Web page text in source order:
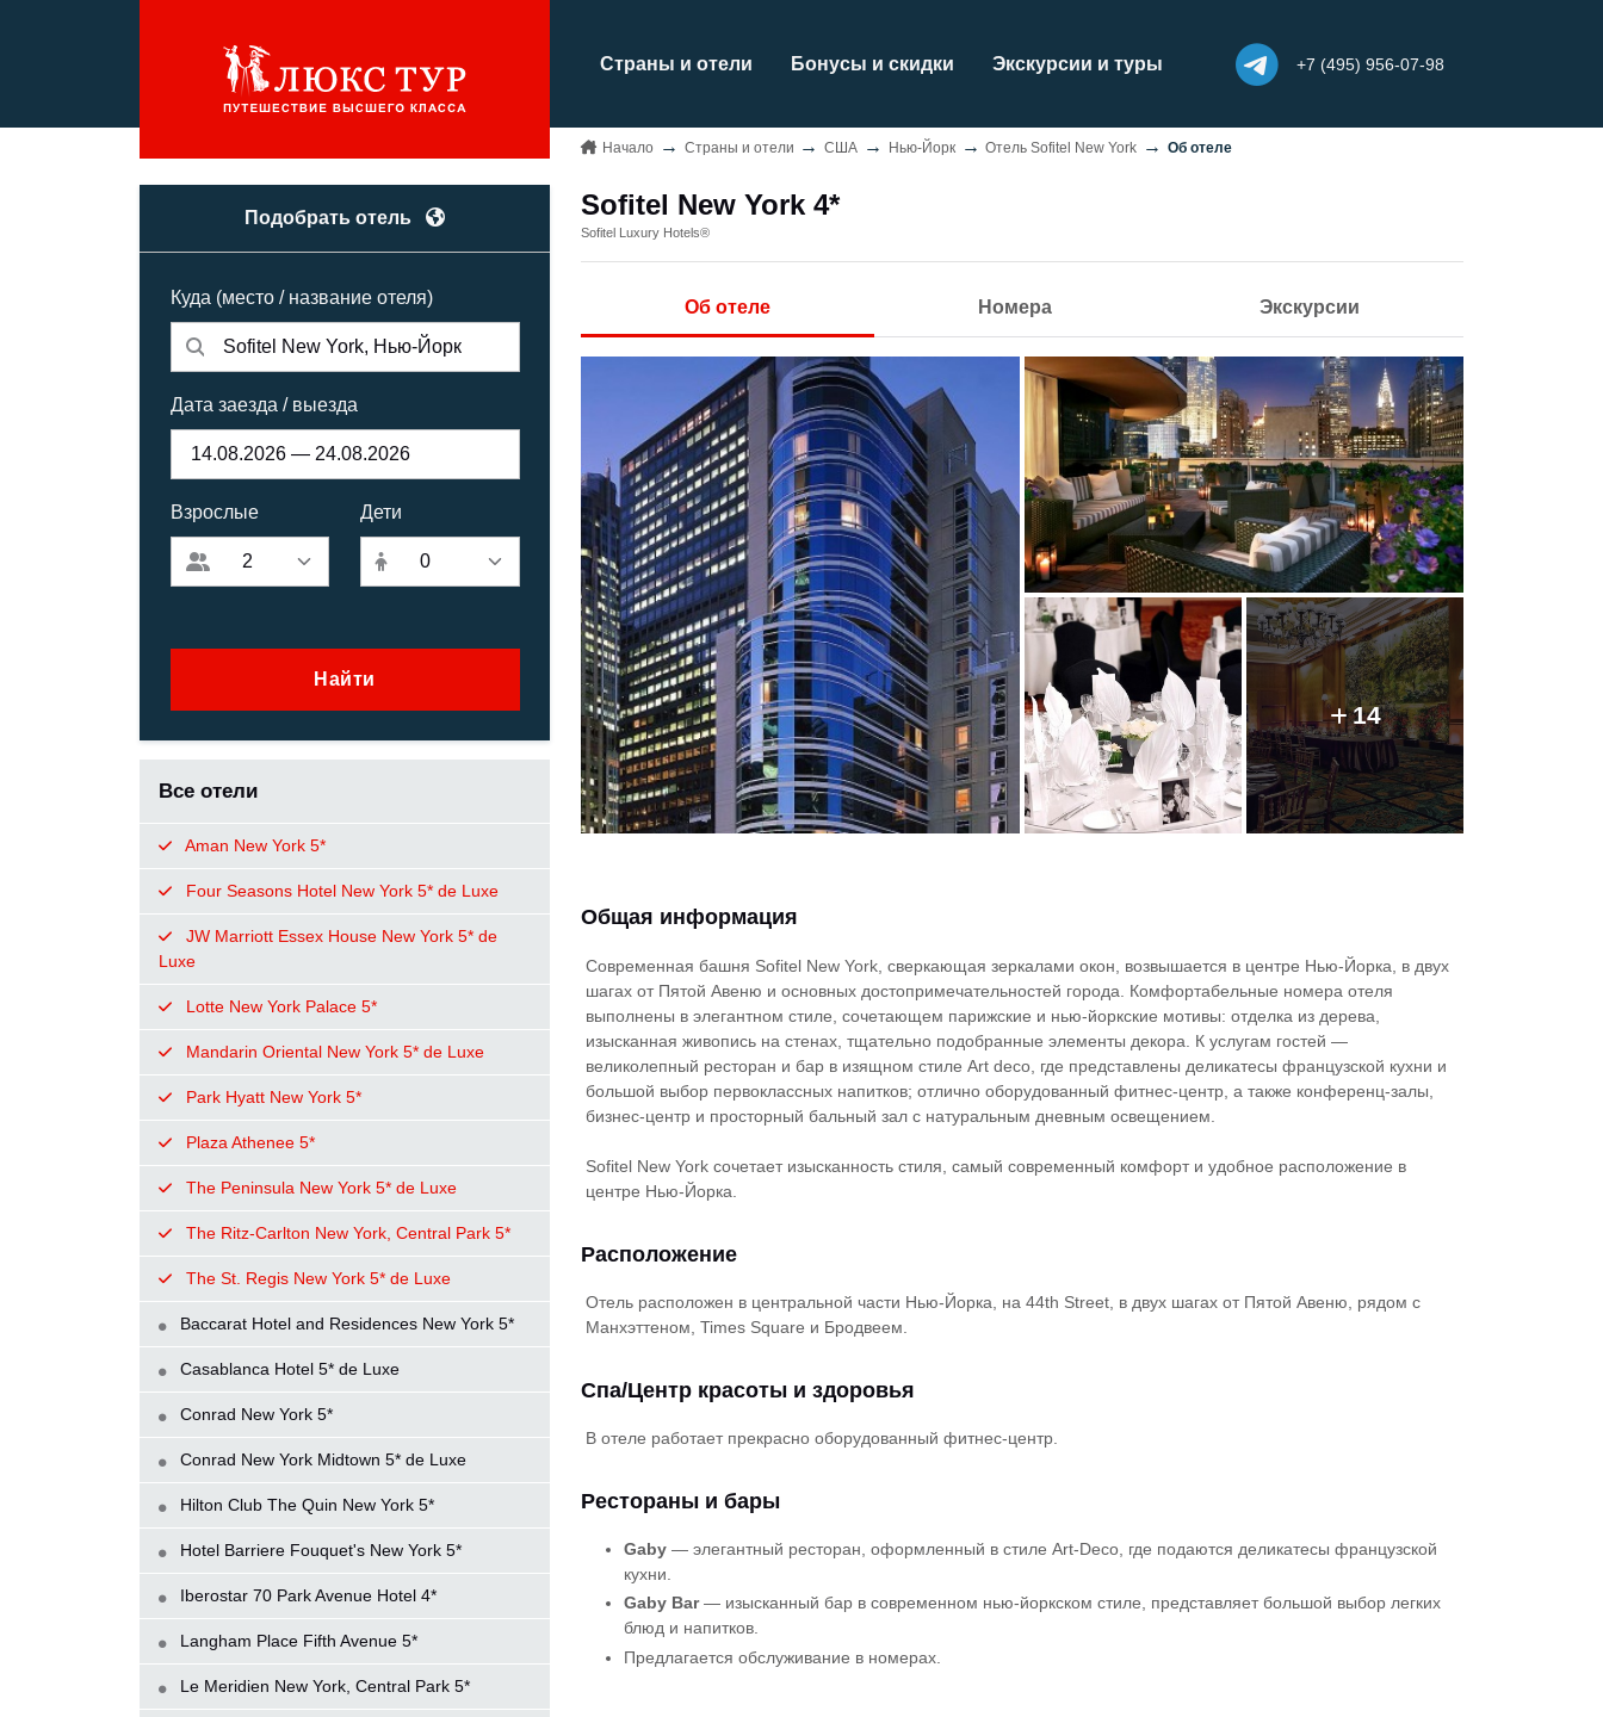
Страны и отели Бонусы и скидки Экскурсии и туры +7 (495) 956-07-98
Подобрать отель
Куда (место / название отеля)
Дата заезда / выезда
Взрослые Дети
Найти
Все отели
Aman New York 5*
Four Seasons Hotel New York 5* de Luxe
JW Marriott Essex House New York 5* de
Luxe
Lotte New York Palace 5*
Mandarin Oriental New York 5* de Luxe
Park Hyatt New York 5*
Plaza Athenee 5*
The Peninsula New York 5* de Luxe
The Ritz-Carlton New York, Central Park 5*
The St. Regis New York 5* de Luxe
Baccarat Hotel and Residences New York 5*
Casablanca Hotel 5* de Luxe
Conrad New York 5*
Conrad New York Midtown 5* de Luxe
Hilton Club The Quin New York 5*
Hotel Barriere Fouquet's New York 5*
Iberostar 70 Park Avenue Hotel 4*
Langham Place Fifth Avenue 5*
Le Meridien New York, Central Park 5*
Начало Страны и отели США Нью-Йорк Отель Sofitel New York Об отеле
Sofitel New York 4*
Sofitel Luxury Hotels®
Об отеле Номера Экскурсии
14
Общая информация
Современная башня Sofitel New York, сверкающая зеркалами окон, возвышается в центре Нью-Йорка, в двух
шагах от Пятой Авеню и основных достопримечательностей города. Комфортабельные номера отеля
выполнены в элегантном стиле, сочетающем парижские и нью-йоркские мотивы: отделка из дерева,
изысканная живопись на стенах, тщательно подобранные элементы декора. К услугам гостей —
великолепный ресторан и бар в изящном стиле Art deco, где представлены деликатесы французской кухни и
большой выбор первоклассных напитков; отлично оборудованный фитнес-центр, а также конференц-залы,
бизнес-центр и просторный бальный зал с натуральным дневным освещением.
Sofitel New York сочетает изысканность стиля, самый современный комфорт и удобное расположение в
центре Нью-Йорка.
Расположение
Отель расположен в центральной части Нью-Йорка, на 44th Street, в двух шагах от Пятой Авеню, рядом с
Манхэттеном, Times Square и Бродвеем.
Спа/Центр красоты и здоровья
В отеле работает прекрасно оборудованный фитнес-центр.
Рестораны и бары
Gaby — элегантный ресторан, оформленный в стиле Art-Deco, где подаются деликатесы французской
кухни.
Gaby Bar— изысканный бар в современном нью-йоркском стиле, представляет большой выбор легких
блюд и напитков.
Предлагается обслуживание в номерах.